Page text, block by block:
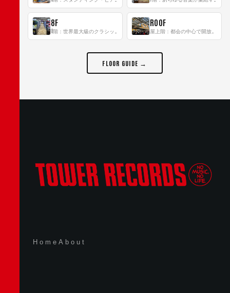
8F ROOF
FLOOR GUIDE →
Home About